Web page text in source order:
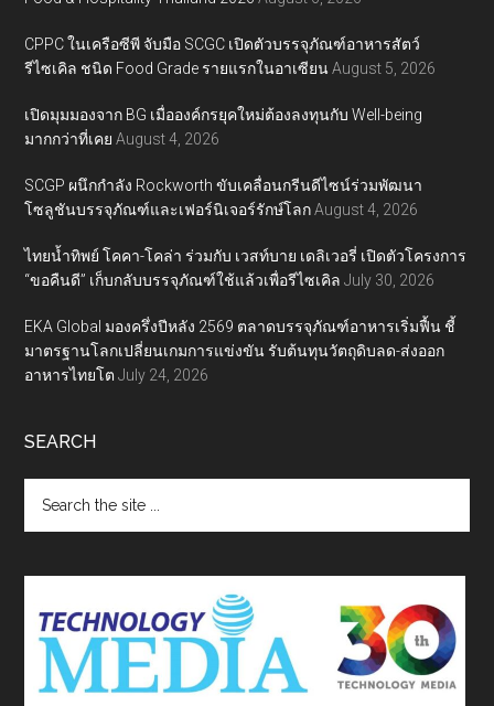
CPPC ในเครือซีพี จับมือ SCGC เปิดตัวบรรจุภัณฑ์อาหารสัตว์
รีไซเคิล ชนิด Food Grade รายแรกในอาเซียน August 5, 2026
เปิดมุมมองจาก BG เมื่อองค์กรยุคใหม่ต้องลงทุนกับ Well-being
มากกว่าที่เคย August 4, 2026
SCGP ผนึกกำลัง Rockworth ขับเคลื่อนกรีนดีไซน์ร่วมพัฒนา
โซลูชันบรรจุภัณฑ์และเฟอร์นิเจอร์รักษ์โลก August 4, 2026
ไทยน้ำทิพย์ โคคา-โคล่า ร่วมกับ เวสท์บาย เดลิเวอรี่ เปิดตัวโครงการ
“ขอคืนดี” เก็บกลับบรรจุภัณฑ์ใช้แล้วเพื่อรีไซเคิล July 30, 2026
EKA Global มองครึ่งปีหลัง 2569 ตลาดบรรจุภัณฑ์อาหารเริ่มฟื้น ชี้
มาตรฐานโลกเปลี่ยนเกมการแข่งขัน รับต้นทุนวัตถุดิบลด-ส่งออก
อาหารไทยโต July 24, 2026
SEARCH
the